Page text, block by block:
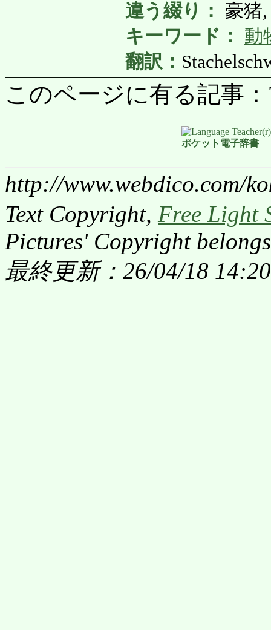
違う綴り：
豪猪
キーワード：
動
翻訳：
このページに有る記事
ポケット電子辞書
http://www.webdico.com/
Text Copyright, Free Light
Pictures' Copyright
最終更新：26/04/18 14:20